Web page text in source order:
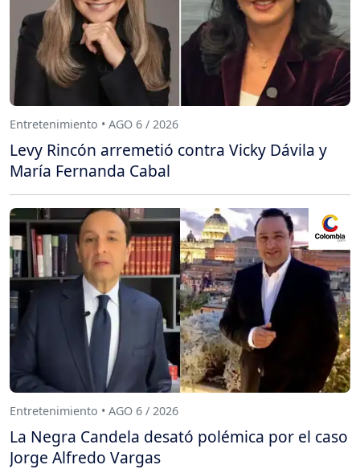
Entretenimiento • AGO 6 / 2026
Levy Rincón arremetió contra Vicky Dávila y
María Fernanda Cabal
Entretenimiento • AGO 6 / 2026
La Negra Candela desató polémica por el caso
Jorge Alfredo Vargas